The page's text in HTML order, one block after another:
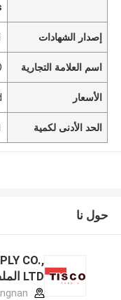
إصدار الشهادات
اسم العلامة التجارية
الأسعار
الحد الأدنى لكمية
حول نا
CO.,
LTD الملف الشركة المصنعة